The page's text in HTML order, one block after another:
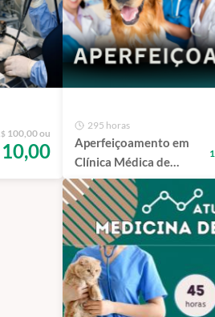
100,00 ou
10,00
295 horas
Aperfeiçoamento em
Clínica Médica de
Pequenos Animais -
Curso de Capacitação
EAD